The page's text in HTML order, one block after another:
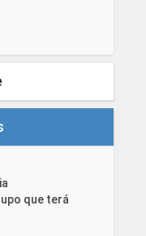
que terá